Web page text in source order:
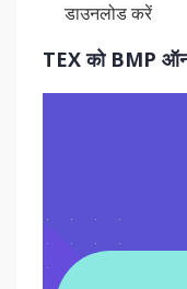
डाउनलोड करें
TEX को BMP